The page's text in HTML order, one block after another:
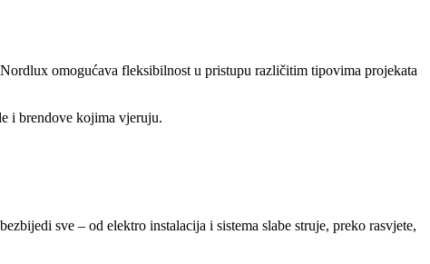
omogućava fleksibilnost u pristupu različitim tipovima projekata
i brendove kojima vjeruju.
sve – od elektro instalacija i sistema slabe struje, preko rasvjete,